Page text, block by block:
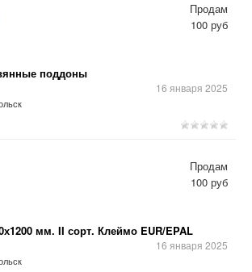
поддоны
16 января 2025
Продам
100 руб
мм. II сорт. Клеймо EUR/EPAL
16 января 2025
Продам
100 руб